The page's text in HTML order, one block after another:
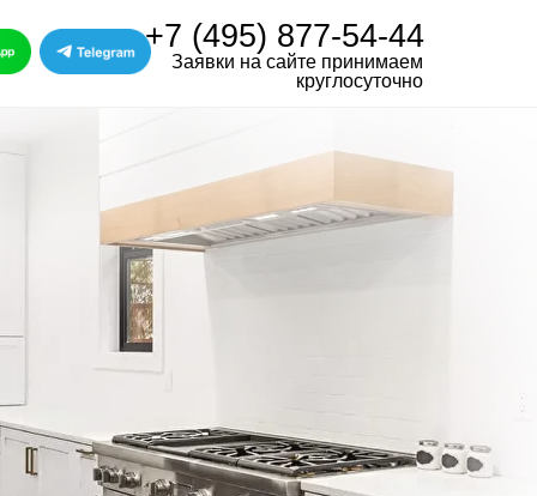
+7 (495) 877-54-44
Заявки на сайте принимаем
круглосуточно